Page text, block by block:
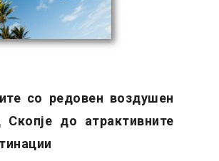
со редовен воздушен
Скопје до атрактивните